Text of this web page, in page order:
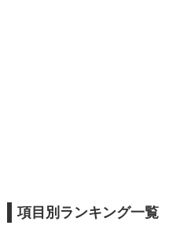
項目別ランキング一覧